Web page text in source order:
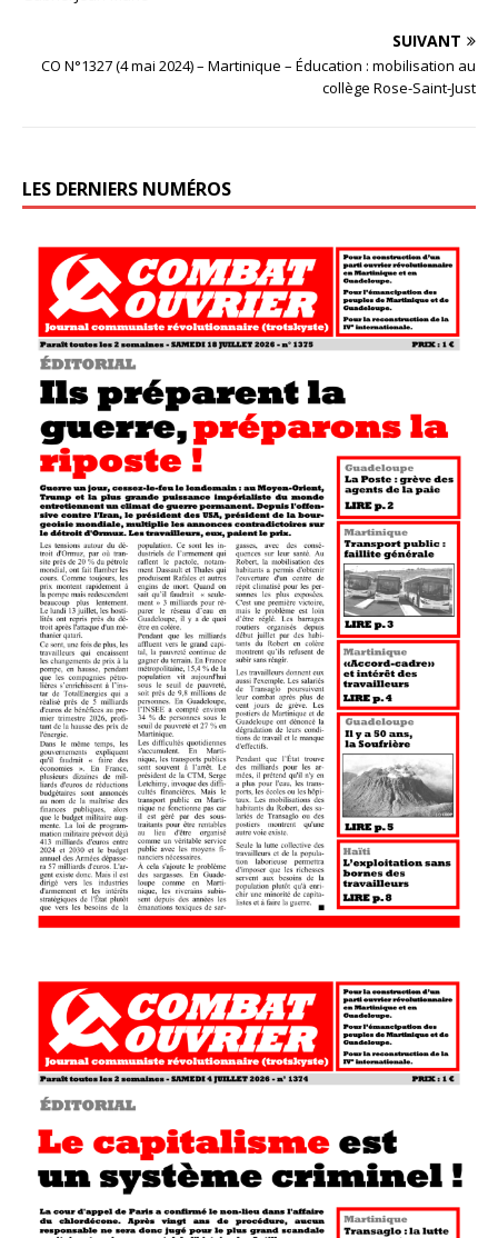
SUIVANT
CO N°1327 (4 mai 2024) – Martinique – Éducation : mobilisation au
collège Rose-Saint-Just
LES DERNIERS NUMÉROS